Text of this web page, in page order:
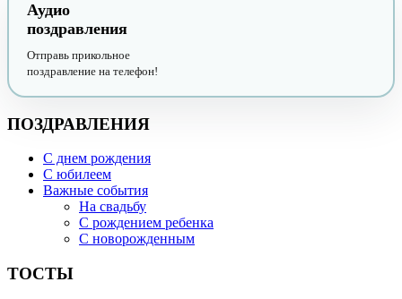
Аудио
поздравления
Отправь прикольное
поздравление на телефон!
ПОЗДРАВЛЕНИЯ
С днем рождения
С юбилеем
Важные события
На свадьбу
С рождением ребенка
С новорожденным
ТОСТЫ